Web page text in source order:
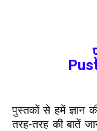
पुस्तकों से हमें ज्ञान
तरह-तरह की बातें